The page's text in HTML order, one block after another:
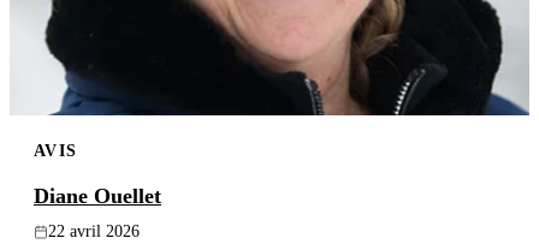
Recherche
AVIS
Diane Ouellet
22 avril 2026